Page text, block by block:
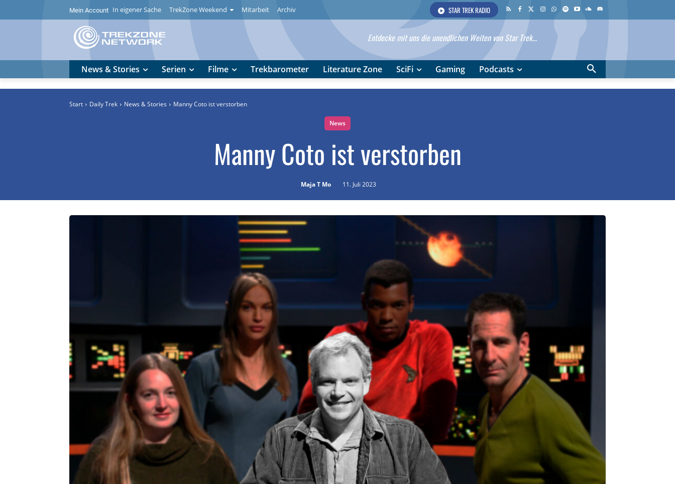
Mein Account In eigener Sache TrekZone Weekend Mitarbeit Archiv STAR TREK RADIO
Entdecke mit uns die unendlichen Weiten von Star Trek...
News & Stories Serien Filme Trekbarometer Literature Zone SciFi Gaming Podcasts
Start Daily Trek News & Stories Manny Coto ist verstorben
News
Manny Coto ist verstorben
Maja T Mo 11. Juli 2023